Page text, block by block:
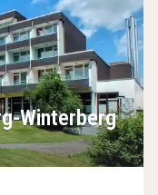
Winterberg